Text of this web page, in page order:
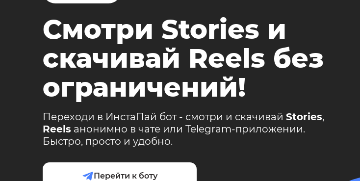
Смотри Stories и
скачивай Reels без
ограничений!
Переходи в ИнстаПай бот - смотри и скачивай Stories,
Reels анонимно в чате или Telegram-приложении.
Быстро, просто и удобно.
Перейти к боту